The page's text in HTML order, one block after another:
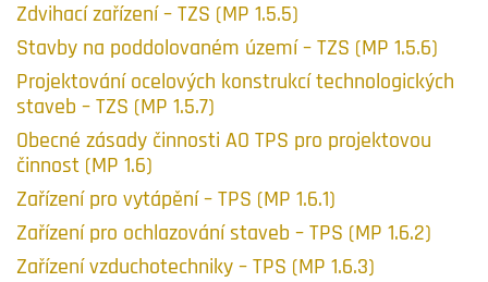
Zdvihací zařízení – TZS (MP 1.5.5)
Stavby na poddolovaném území – TZS (MP 1.5.6)
Projektování ocelových konstrukcí technologických
staveb – TZS (MP 1.5.7)
Obecné zásady činnosti AO TPS pro projektovou
činnost (MP 1.6)
Zařízení pro vytápění – TPS (MP 1.6.1)
Zařízení pro ochlazování staveb – TPS (MP 1.6.2)
Zařízení vzduchotechniky – TPS (MP 1.6.3)